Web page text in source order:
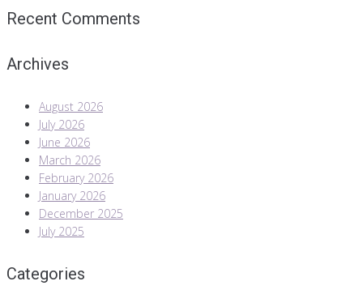
Recent Comments
Archives
August 2026
July 2026
June 2026
March 2026
February 2026
January 2026
December 2025
July 2025
Categories